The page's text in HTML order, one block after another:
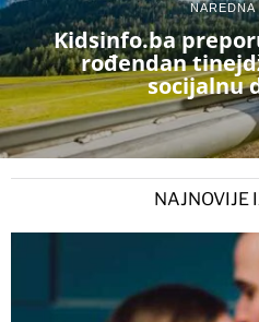
NAREDNA
Kidsinfo.ba
rođendan
socijalnu
NAJNOVIJE